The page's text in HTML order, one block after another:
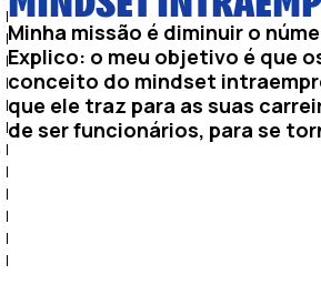
Minha missão é diminuir o
Explico: o meu objetivo é que
conceito do mindset
que ele traz para as suas
de ser funcionários, para se